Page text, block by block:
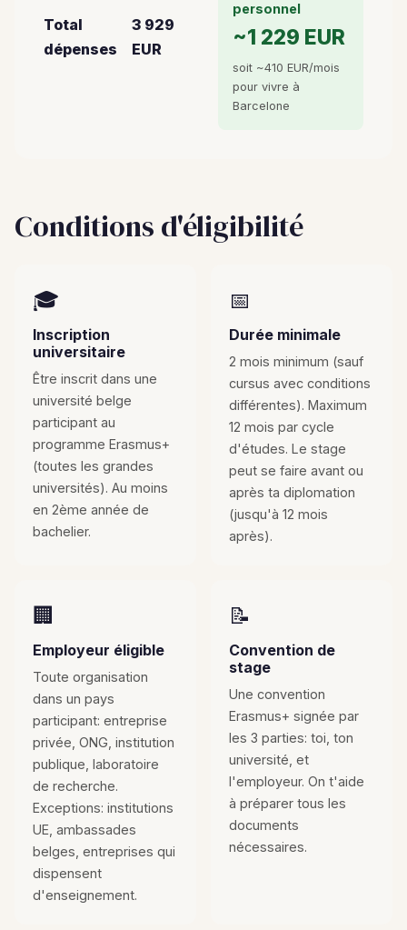
Total
dépenses
3 929
EUR
personnel
~1 229 EUR
soit ~410 EUR/mois
pour vivre à
Barcelone
Conditions d'éligibilité
🎓
Inscription
universitaire
Être inscrit dans une
université belge
participant au
programme Erasmus+
(toutes les grandes
universités). Au moins
en 2ème année de
bachelier.
📅
Durée minimale
2 mois minimum (sauf
cursus avec conditions
différentes). Maximum
12 mois par cycle
d'études. Le stage
peut se faire avant ou
après ta diplomation
(jusqu'à 12 mois
après).
🏢
Employeur éligible
Toute organisation
dans un pays
participant: entreprise
privée, ONG, institution
publique, laboratoire
de recherche.
Exceptions: institutions
UE, ambassades
belges, entreprises qui
dispensent
d'enseignement.
📝
Convention de
stage
Une convention
Erasmus+ signée par
les 3 parties: toi, ton
université, et
l'employeur. On t'aide
à préparer tous les
documents
nécessaires.